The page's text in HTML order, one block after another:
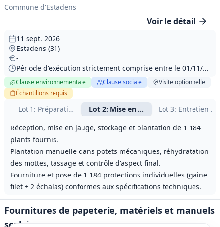
Commune d'Estadens
Voir le détail
Lot 1 : Préparation du terrain et confection de potets
Lot 2: Mise en place des plants et
Lot 3: Entretien
Réception, mise en jauge, stockage et plantation de 1 184
plants fournis.
Plantation manuelle dans potets mécaniques, réhydratation
des mottes, tassage et contrôle d'aspect final.
Fourniture et pose de 1 184 protections individuelles (gaine
filet + 2 échalas) conformes aux spécifications techniques.
11 sept. 2026
Estadens (31)
-
Période d'exécution strictement comprise entre le 01/11/2026 et le 01/03/2027
Clause environnementale Clause sociale Visiteoptionnelle
Échantillons requis
Fournitures de papeterie, matériels et manuels
scolaires